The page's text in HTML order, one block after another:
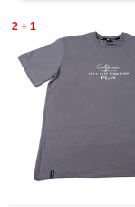
2 + 1